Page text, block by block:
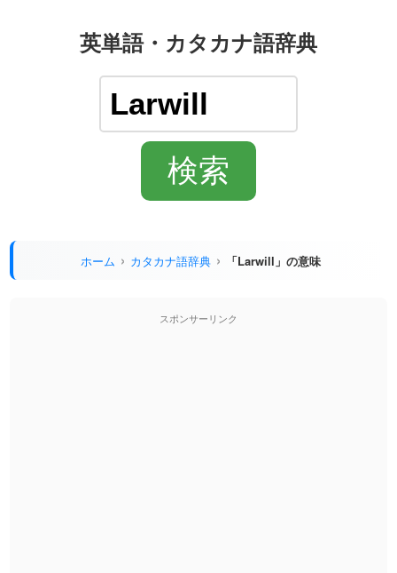
英単語・カタカナ語辞典
ホーム カタカナ語辞典 「Larwill」の意味
スポンサーリンク